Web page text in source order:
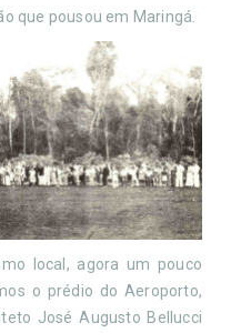
que pousou em Maringá.
local, agora um pouco
o prédio do Aeroporto,
José Augusto Bellucci